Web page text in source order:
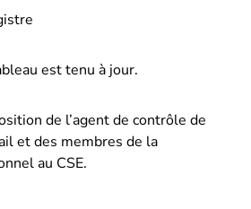
est tenu à jour.
de l’agent de contrôle de
et des membres de la
au CSE.